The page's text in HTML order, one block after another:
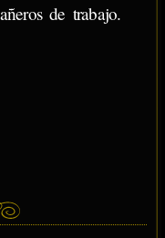
de trabajo.